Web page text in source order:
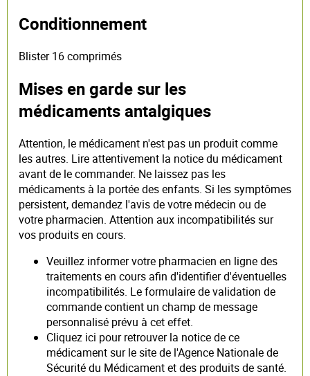
Conditionnement
Blister 16 comprimés
Mises en garde sur les
médicaments antalgiques
Attention, le médicament n'est pas un produit comme
les autres. Lire attentivement la notice du médicament
avant de le commander. Ne laissez pas les
médicaments à la portée des enfants. Si les symptômes
persistent, demandez l'avis de votre médecin ou de
votre pharmacien. Attention aux incompatibilités sur
vos produits en cours.
Veuillez informer votre pharmacien en ligne des
traitements en cours afin d'identifier d'éventuelles
incompatibilités. Le formulaire de validation de
commande contient un champ de message
personnalisé prévu à cet effet.
Cliquez ici pour retrouver la notice de ce
médicament sur le site de l'Agence Nationale de
Sécurité du Médicament et des produits de santé.